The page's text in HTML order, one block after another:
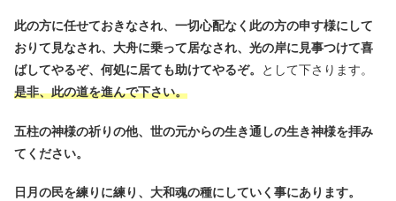
此の方に任せておきなされ、一切心配なく此の方の申す様にして
おりて見なされ、大舟に乗って居なされ、光の岸に見事つけて喜
ばしてやるぞ、何処に居ても助けてやるぞ。
として下さります。
是非、此の道を進んで下さい。
五柱の神様の祈りの他、世の元からの生き通しの生き神様を拝み
てください。
日月の民を練りに練り、大和魂の種にしていく事にあります。